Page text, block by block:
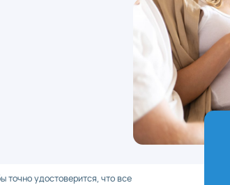
удостоверится, что все